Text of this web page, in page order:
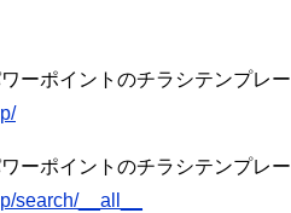
ーポイントのチラシテンプレ
ーポイントのチラシテンプレ
search/__all__